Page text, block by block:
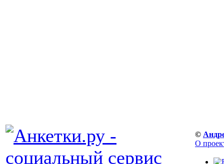
©
О